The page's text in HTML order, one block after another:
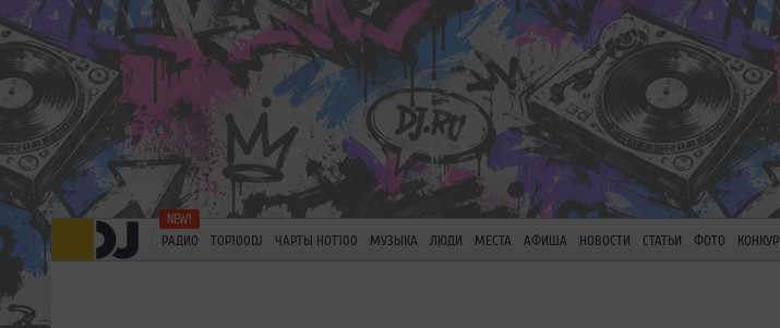
РАДИО TOP100DJ ЧАРТЫ HOT100 МУЗЫКА ЛЮДИ МЕСТА АФИША НОВОСТИ СТАТЬИ ФОТО